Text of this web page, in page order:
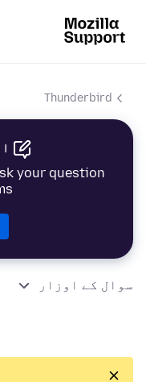
Thunderbird
your question
سوال کے اوزار